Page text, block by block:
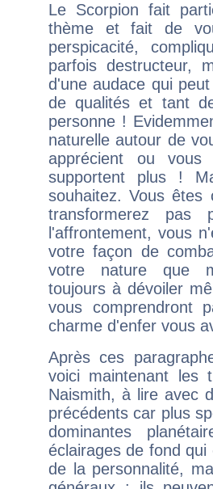
Le Scorpion fait
thème et fait de
perspicacité,
parfois destructeur,
d'une audace qui
de qualités et tant
personne !
naturelle autour de
apprécient ou
supportent plus !
souhaitez. Vous
transformerez
l'affrontement, vous
votre façon de
votre nature que
toujours à dévoiler
vous comprendront
charme d'enfer vous
Après ces
voici maintenant les
Naismith, à lire avec
précédents car plus
dominantes
éclairages de fond
de la personnalité,